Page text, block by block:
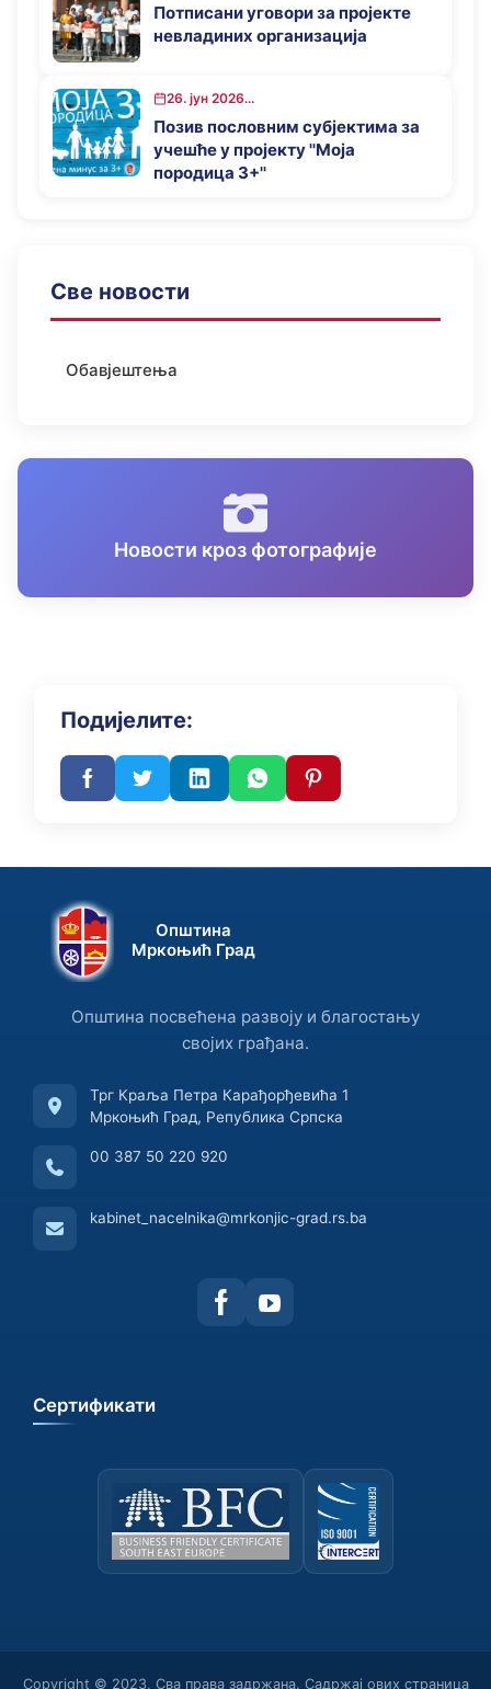
Потписани уговори за пројекте
невладиних организација
26. јун 2026...
Позив пословним субјектима за
учешће у пројекту ''Моја
породица 3+''
Све новости
Обавјештења
Новости кроз фотографије
Подијелите:
Општина
Мркоњић Град
Општина посвећена развоју и благостању
својих грађана.
Трг Краља Петра Карађорђевића 1
Мркоњић Град, Република Српска
00 387 50 220 920
kabinet_nacelnika@mrkonjic-grad.rs.ba
Сертификати
Copyright © 2023, Сва права задржана. Садржај ових страница